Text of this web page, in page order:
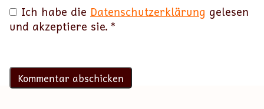
Ich habe die Datenschutzerklärung gelesen
und akzeptiere sie. *